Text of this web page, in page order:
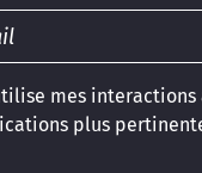
mes interactions
plus